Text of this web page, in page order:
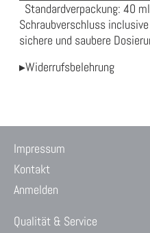
Standardverpackung: 40
Schraubverschluss
sichere und saubere
▸Widerrufsbelehrung
Impressum
Kontakt
Anmelden
Qualität & Service